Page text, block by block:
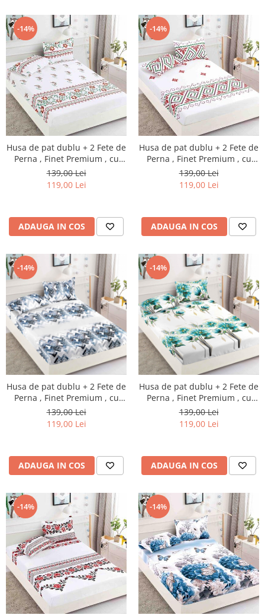
-14%
Husa de pat dublu + 2 Fete de
Perna , Finet Premium , cu
elastic , HP33
139,00 Lei
119,00 Lei
ADAUGA IN COS
-14%
Husa de pat dublu + 2 Fete de
Perna , Finet Premium , cu
elastic , HP34
139,00 Lei
119,00 Lei
ADAUGA IN COS
-14%
Husa de pat dublu + 2 Fete de
Perna , Finet Premium , cu
elastic , HP35
139,00 Lei
119,00 Lei
ADAUGA IN COS
-14%
Husa de pat dublu + 2 Fete de
Perna , Finet Premium , cu
elastic , HP36
139,00 Lei
119,00 Lei
ADAUGA IN COS
-14% -14%